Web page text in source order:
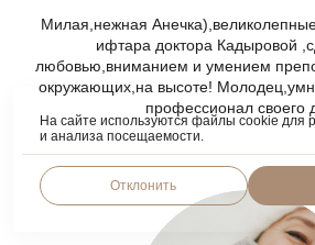
Милая,нежная
ифтара доктора Кадыровой
любовью,вниманием и умением
окружающих,на высоте!
профессионал своего
На сайте используются файлы cookie для
и анализа посещаемости.
Отклонить